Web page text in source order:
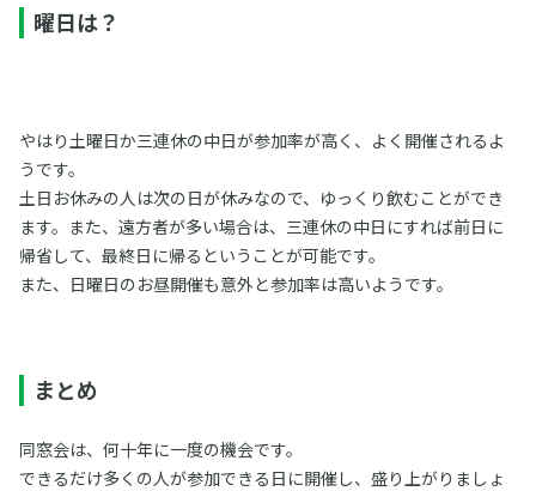
曜日は？
やはり土曜日か三連休の中日が参加率が高く、よく開催されるよ
うです。
土日お休みの人は次の日が休みなので、ゆっくり飲むことができ
ます。また、遠方者が多い場合は、三連休の中日にすれば前日に
帰省して、最終日に帰るということが可能です。
また、日曜日のお昼開催も意外と参加率は高いようです。
まとめ
同窓会は、何十年に一度の機会です。
できるだけ多くの人が参加できる日に開催し、盛り上がりましょ